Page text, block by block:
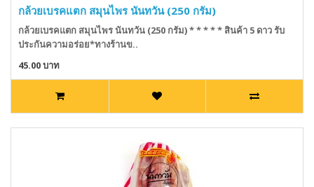
กล้วยเบรคแตก สมุนไพร นันทวัน (250 กรัม)
กล้วยเบรคแตก สมุนไพร นันทวัน (250 กรัม) * * * * * สินค้า 5 ดาว รับ
ประกันความอร่อย*ทางร้านข..
45.00 บาท